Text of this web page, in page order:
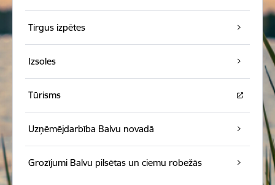
Tirgus izpētes
Izsoles
Tūrisms
Uzņēmējdarbība Balvu novadā
Grozījumi Balvu pilsētas un ciemu robežās